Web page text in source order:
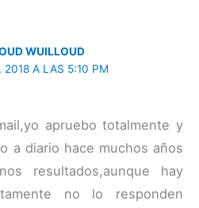
WUILLOUD
2018 A LAS 5:10 PM
apruebo totalmente y
a diario hace muchos años
resultados,aunque hay
no lo responden